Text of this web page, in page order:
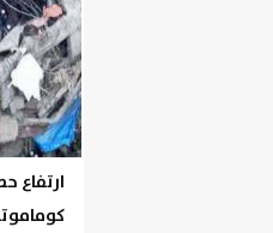
ارتفاع